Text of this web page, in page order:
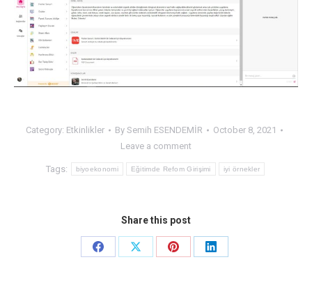
Category: Etkinlikler By Semih ESENDEMİR
October 8, 2021
Leave a comment
Tags: biyoekonomi Eğitimde Refom Girişimi iyi örnekler
Share this post
Share
Share
Share
Share